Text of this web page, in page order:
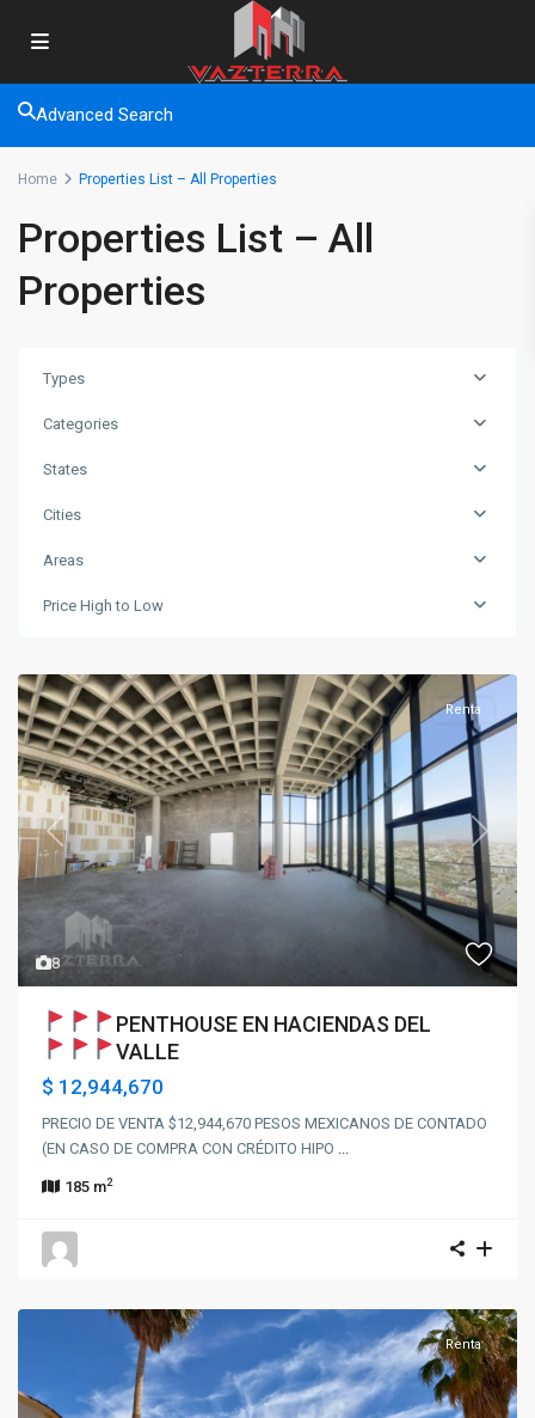
Advanced Search
Home Properties List – All Properties
Properties List – All
Properties
Types
Categories
States
Cities
Areas
Price High to Low
8
Previous Next
Renta
PENTHOUSE EN HACIENDAS DEL
VALLE
$ 12,944,670
PRECIO DE VENTA $12,944,670 PESOS MEXICANOS DE CONTADO
(EN CASO DE COMPRA CON CRÉDITO HIPO ...
185 m2
Renta